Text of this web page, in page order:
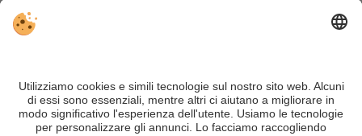
VIVOSüdtirol è il portale di viaggio per chi desidera vivere il
offerte su misura.
Nonostante il lavoro accurato e il costante aggiornamento dei